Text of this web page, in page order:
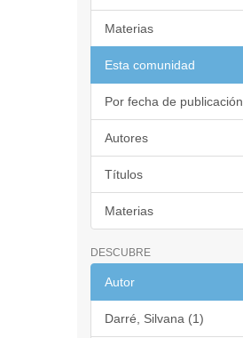
Materias
Esta comunidad
Por fecha de publicación
Autores
Títulos
Materias
DESCUBRE
Autor
Darré, Silvana (1)